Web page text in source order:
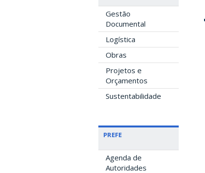
Gestão
Documental
Logística
Obras
Projetos e
Orçamentos
Sustentabilidade
PREFE
Agenda de
Autoridades